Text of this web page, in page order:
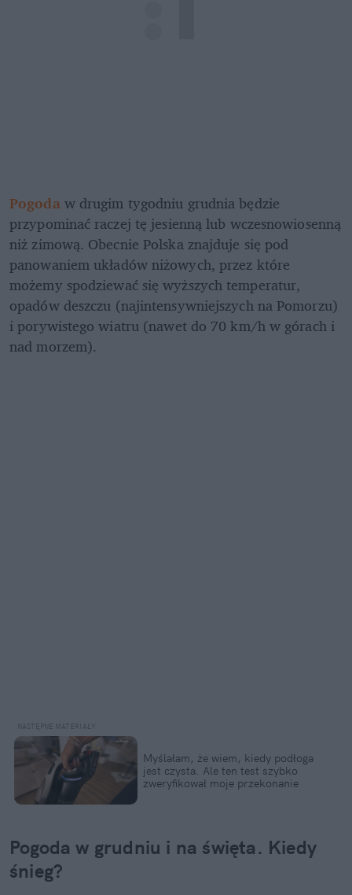
Pogoda w drugim tygodniu grudnia będzie
przypominać raczej tę jesienną lub wczesnowiosenną
niż zimową. Obecnie Polska znajduje się pod
panowaniem układów niżowych, przez które
możemy spodziewać się wyższych temperatur,
opadów deszczu (najintensywniejszych na Pomorzu)
i porywistego wiatru (nawet do 70 km/h w górach i
nad morzem).
Myślałam, że wiem, kiedy podłoga
jest czysta. Ale ten test szybko
zweryfikował moje przekonanie
Pogoda w grudniu i na święta. Kiedy
śnieg?